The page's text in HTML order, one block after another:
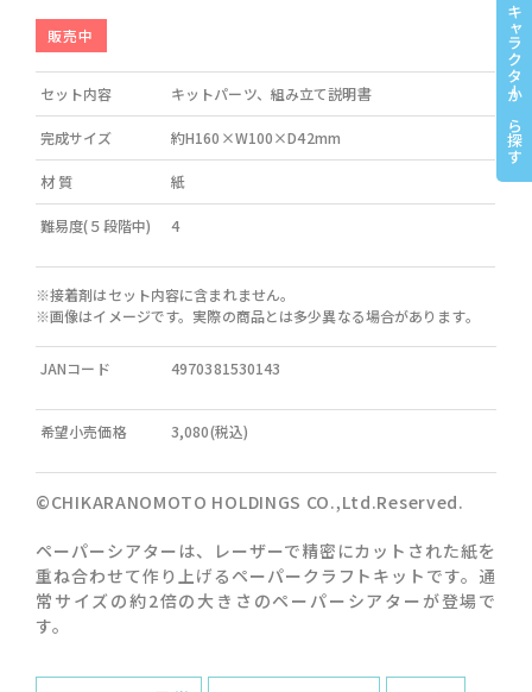
販売中
セット内容 キットパーツ、組み立て説明書
完成サイズ 約H160×W100×D42mm
材 質 紙
難易度(５段階中) 4
※接着剤はセット内容に含まれません。
※画像はイメージです。実際の商品とは多少異なる場合があります。
JANコード 4970381530143
希望小売価格 3,080(税込)
©CHIKARANOMOTO HOLDINGS CO.,Ltd.Reserved.
ペーパーシアターは、レーザーで精密にカットされた紙を
重ね合わせて作り上げるペーパークラフトキットです。通
常サイズの約2倍の大きさのペーパーシアターが登場で
す。
キャラクターから探す